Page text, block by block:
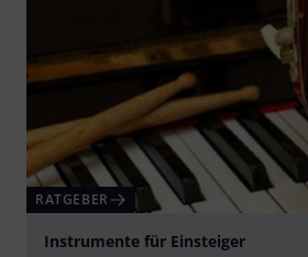
RATGEBER
Instrumente für Einsteiger